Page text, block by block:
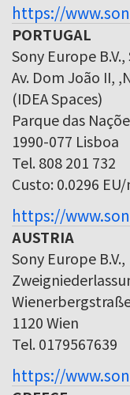
https://
PORTUGAL
Sony Europe B.V.,
Av. Dom João II,
(IDEA Spaces)
Parque das
1990-077 Lisboa
Tel. 808 201 732
Custo: 0.0296
https://
AUSTRIA
Sony Europe B.V.,
1120 Wien
Tel. 0179567639
https://